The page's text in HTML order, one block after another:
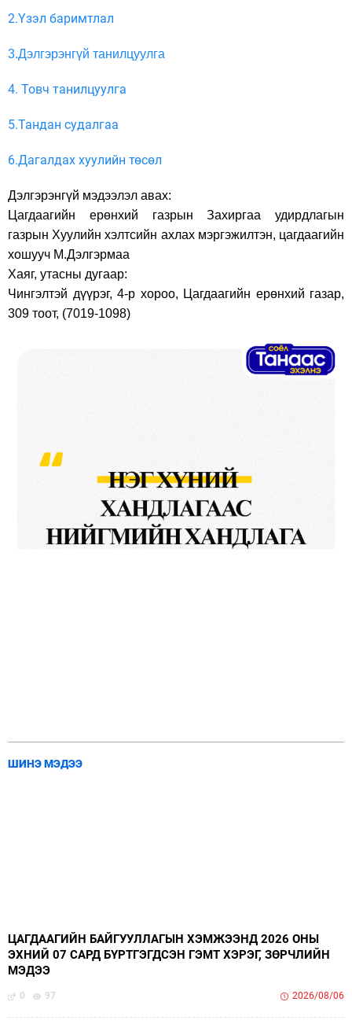
2.Үзэл баримтлал
3.Дэлгэрэнгүй танилцуулга
4. Товч танилцуулга
5.Тандан судалгаа
6.Дагалдах хуулийн төсөл
Дэлгэрэнгүй мэдээлэл авах:
Цагдаагийн ерөнхий газрын Захиргаа удирдлагын
газрын Хуулийн хэлтсийн ахлах мэргэжилтэн, цагдаагийн
хошууч М.Дэлгэрмаа
Хаяг, утасны дугаар:
Чингэлтэй дүүрэг, 4-р хороо, Цагдаагийн ерөнхий газар,
309 тоот, (7019-1098)
ШИНЭ МЭДЭЭ
ЦАГДААГИЙН БАЙГУУЛЛАГЫН ХЭМЖЭЭНД 2026 ОНЫ
ЭХНИЙ 07 САРД БҮРТГЭГДСЭН ГЭМТ ХЭРЭГ, ЗӨРЧЛИЙН
МЭДЭЭ
0 97 2026/08/06